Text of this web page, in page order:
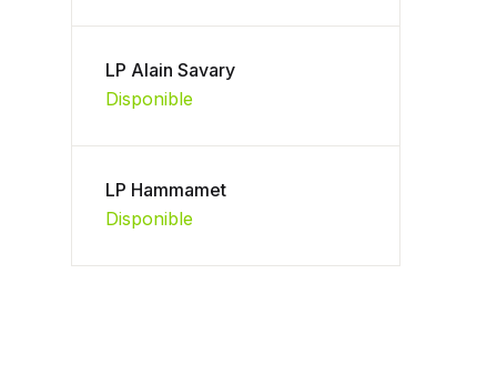
LP Alain Savary
Disponible
LP Hammamet
Disponible